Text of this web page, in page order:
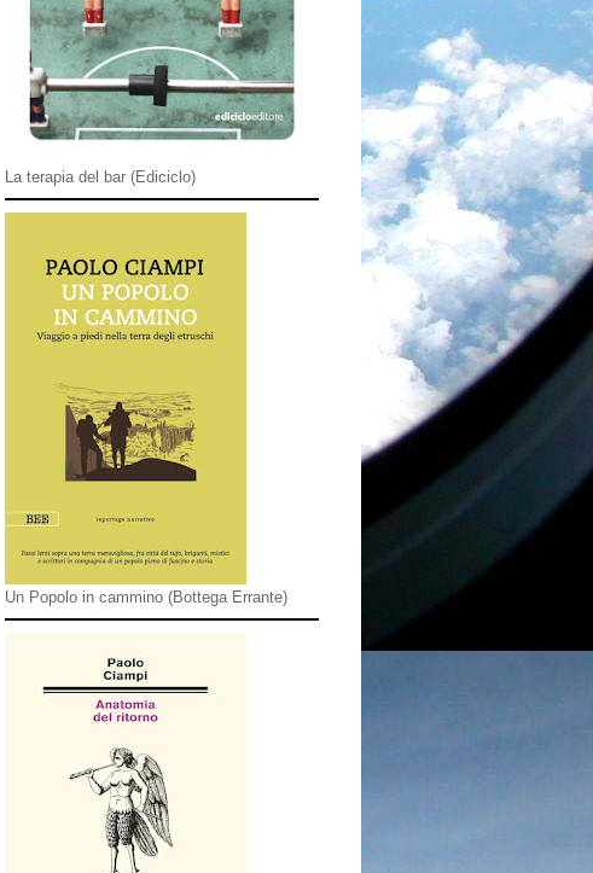
La terapia del bar (Ediciclo)
Un Popolo in cammino (Bottega Errante)